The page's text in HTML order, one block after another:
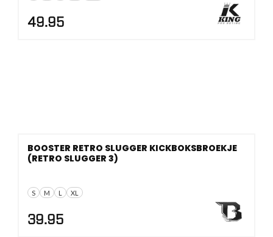
49.95
S M L XL
BOOSTER RETRO SLUGGER KICKBOKSBROEKJE
(RETRO SLUGGER 3)
39.95